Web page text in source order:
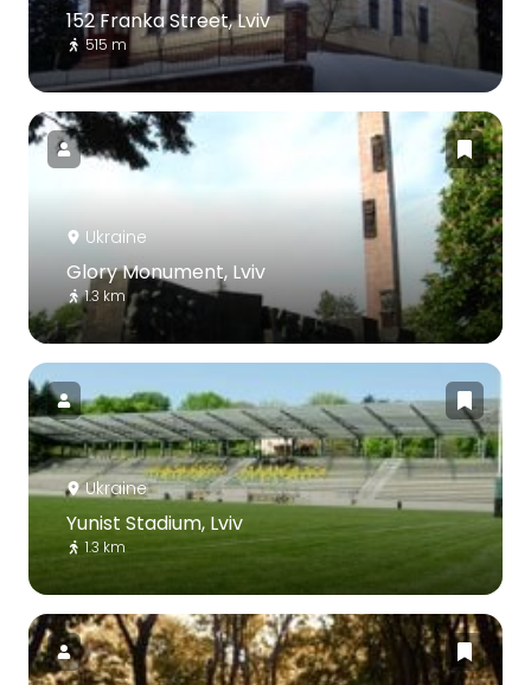
152 Franka Street, Lviv
515 m
Ukraine
Glory Monument, Lviv
1.3 km
Ukraine
Yunist Stadium, Lviv
1.3 km